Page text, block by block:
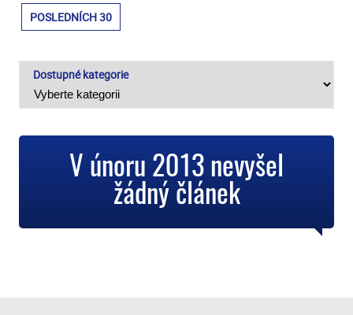
POSLEDNÍCH 30
Dostupné kategorie
V únoru 2013 nevyšel
žádný článek